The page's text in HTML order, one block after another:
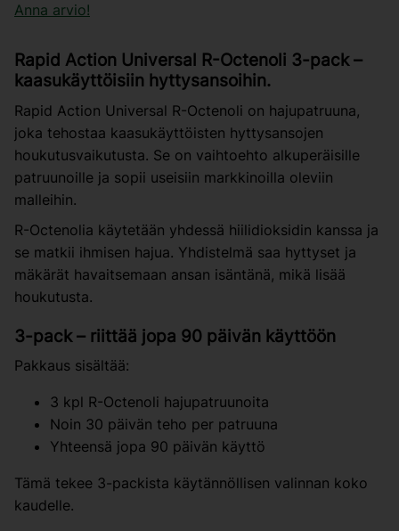
Anna arvio!
Rapid Action Universal R-Octenoli 3-pack –
kaasukäyttöisiin hyttysansoihin.
Rapid Action Universal R-Octenoli on hajupatruuna,
joka tehostaa kaasukäyttöisten hyttysansojen
houkutusvaikutusta. Se on vaihtoehto alkuperäisille
patruunoille ja sopii useisiin markkinoilla oleviin
malleihin.
R-Octenolia käytetään yhdessä hiilidioksidin kanssa ja
se matkii ihmisen hajua. Yhdistelmä saa hyttyset ja
mäkärät havaitsemaan ansan isäntänä, mikä lisää
houkutusta.
3-pack – riittää jopa 90 päivän käyttöön
Pakkaus sisältää:
3 kpl R-Octenoli hajupatruunoita
Noin 30 päivän teho per patruuna
Yhteensä jopa 90 päivän käyttö
Tämä tekee 3-packista käytännöllisen valinnan koko
kaudelle.